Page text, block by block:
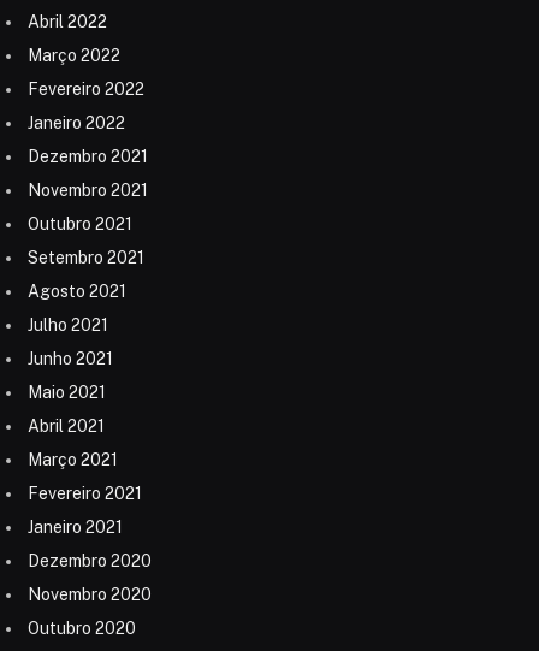
Abril 2022
Março 2022
Fevereiro 2022
Janeiro 2022
Dezembro 2021
Novembro 2021
Outubro 2021
Setembro 2021
Agosto 2021
Julho 2021
Junho 2021
Maio 2021
Abril 2021
Março 2021
Fevereiro 2021
Janeiro 2021
Dezembro 2020
Novembro 2020
Outubro 2020